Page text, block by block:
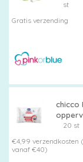
st
Gratis verzending
chicco
20 st
€4,99 verzendkosten
vanaf €40)